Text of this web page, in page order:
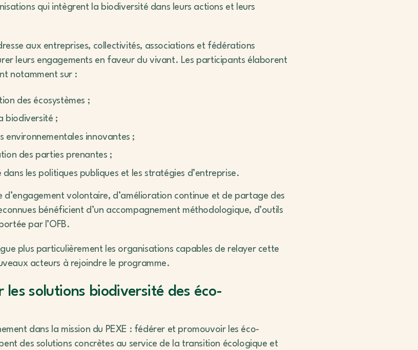
qui intègrent la biodiversité dans leurs actions et leurs
aux entreprises, collectivités, associations et fédérations
leurs engagements en faveur du vivant. Les participants élaborent
notamment sur :
des écosystèmes ;
biodiversité ;
environnementales innovantes ;
des parties prenantes ;
les politiques publiques et les stratégies d’entreprise.
d’engagement volontaire, d’amélioration continue et de partage des
bénéficient d’un accompagnement méthodologique, d’outils
par l’OFB.
plus particulièrement les organisations capables de relayer cette
acteurs à rejoindre le programme.
les solutions biodiversité des éco-
dans la mission du PEXE : fédérer et promouvoir les éco-
des solutions concrètes au service de la transition écologique et